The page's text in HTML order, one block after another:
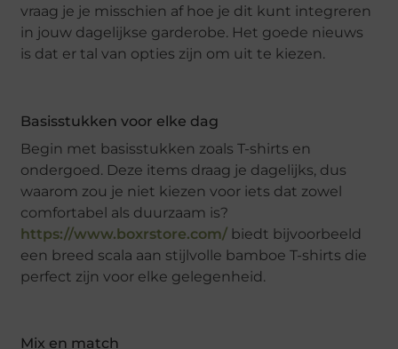
vraag je je misschien af hoe je dit kunt integreren
in jouw dagelijkse garderobe. Het goede nieuws
is dat er tal van opties zijn om uit te kiezen.
Basisstukken voor elke dag
Begin met basisstukken zoals T-shirts en
ondergoed. Deze items draag je dagelijks, dus
waarom zou je niet kiezen voor iets dat zowel
comfortabel als duurzaam is?
https://www.boxrstore.com/ biedt bijvoorbeeld
een breed scala aan stijlvolle bamboe T-shirts die
perfect zijn voor elke gelegenheid.
Mix en match